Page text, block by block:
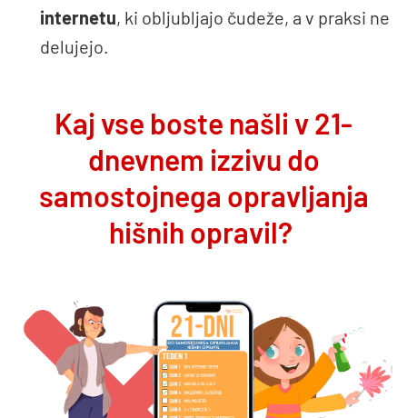
internetu, ki obljubljajo čudeže, a v praksi ne
delujejo.
Kaj vse boste našli v 21-
dnevnem izzivu do
samostojnega opravljanja
hišnih opravil?